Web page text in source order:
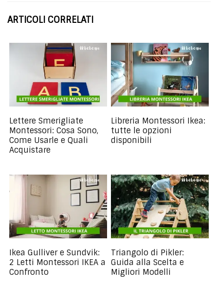
ARTICOLI CORRELATI
Lettere Smerigliate
Montessori: Cosa Sono,
Come Usarle e Quali
Acquistare
Libreria Montessori Ikea:
tutte le opzioni
disponibili
Ikea Gulliver e Sundvik:
2 Letti Montessori IKEA a
Confronto
Triangolo di Pikler:
Guida alla Scelta e
Migliori Modelli